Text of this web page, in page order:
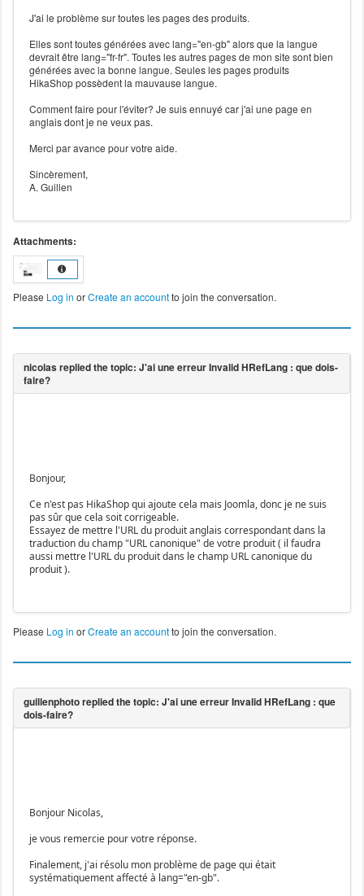
J'ai le problème sur toutes les pages des produits.
Elles sont toutes générées avec lang="en-gb" alors que la langue
devrait être lang="fr-fr". Toutes les autres pages de mon site sont bien
générées avec la bonne langue. Seules les pages produits
HikaShop possèdent la mauvause langue.
Comment faire pour l'éviter? Je suis ennuyé car j'ai une page en
anglais dont je ne veux pas.
Merci par avance pour votre aide.
Sincèrement,
A. Guillen
Attachments:
Please Log in orCreate an accountto join the conversation.
Bonjour,
Ce n'est pas HikaShop qui ajoute cela mais Joomla, donc je ne suis
pas sûr que cela soit corrigeable.
Essayez de mettre l'URL du produit anglais correspondant dans la
traduction du champ "URL canonique" de votre produit ( il faudra
aussi mettre l'URL du produit dans le champ URL canonique du
produit ).
Please Log in orCreate an accountto join the conversation.
Bonjour Nicolas,
je vous remercie pour votre réponse.
Finalement, j'ai résolu mon problème de page qui était
systématiquement affecté à lang="en-gb".